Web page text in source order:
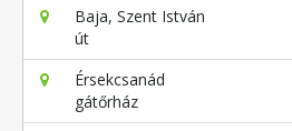
Baja, Szent István
út
Érsekcsanád
gátőrház